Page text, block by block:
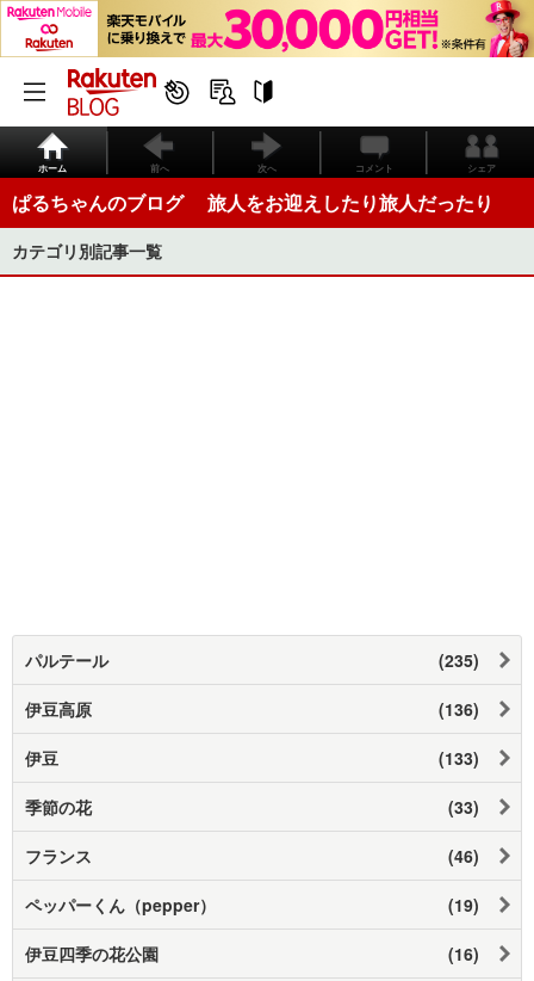
ホーム 前へ 次へ コメント シェア
ぱるちゃんのブログ 旅人をお迎えしたり旅人だったり
カテゴリ別記事一覧
パルテール (235)
伊豆高原 (136)
伊豆 (133)
季節の花 (33)
フランス (46)
ペッパーくん（pepper） (19)
伊豆四季の花公園 (16)